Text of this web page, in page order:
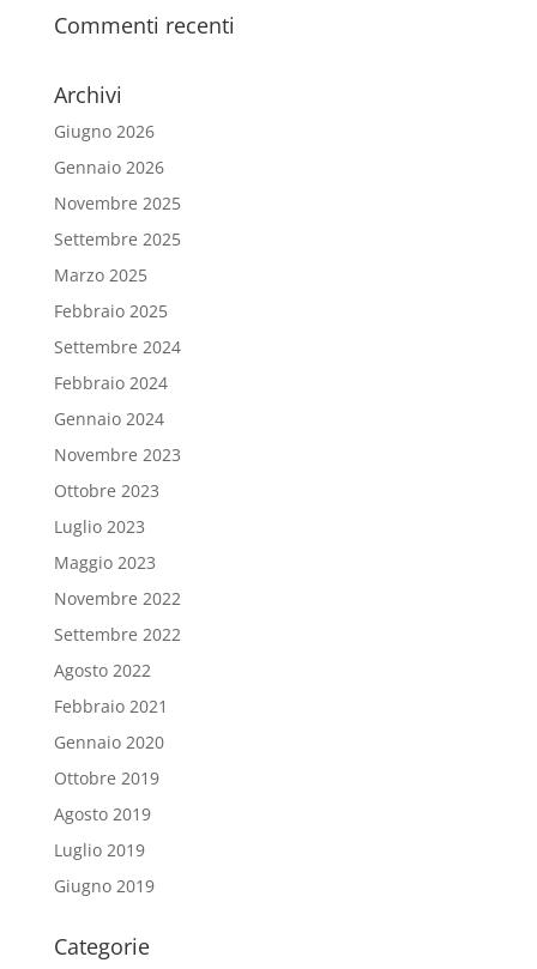
Commenti recenti
Archivi
Giugno 2026
Gennaio 2026
Novembre 2025
Settembre 2025
Marzo 2025
Febbraio 2025
Settembre 2024
Febbraio 2024
Gennaio 2024
Novembre 2023
Ottobre 2023
Luglio 2023
Maggio 2023
Novembre 2022
Settembre 2022
Agosto 2022
Febbraio 2021
Gennaio 2020
Ottobre 2019
Agosto 2019
Luglio 2019
Giugno 2019
Categorie